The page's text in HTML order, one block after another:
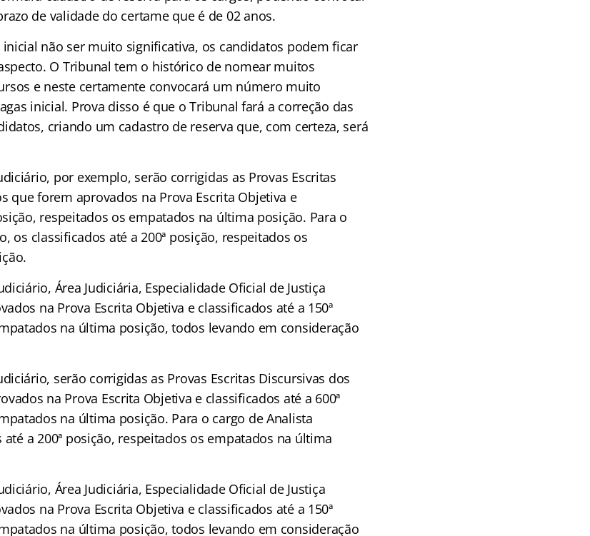
de validade do certame que é de 02 anos.
inicial não ser muito significativa, os candidatos podem ficar
O Tribunal tem o histórico de nomear muitos
e neste certamente convocará um número muito
inicial. Prova disso é que o Tribunal fará a correção das
criando um cadastro de reserva que, com certeza, será
por exemplo, serão corrigidas as Provas Escritas
que forem aprovados na Prova Escrita Objetiva e
respeitados os empatados na última posição. Para o
os classificados até a 200ª posição, respeitados os
Área Judiciária, Especialidade Oficial de Justiça
na Prova Escrita Objetiva e classificados até a 150ª
na última posição, todos levando em consideração
serão corrigidas as Provas Escritas Discursivas dos
na Prova Escrita Objetiva e classificados até a 600ª
na última posição. Para o cargo de Analista
a 200ª posição, respeitados os empatados na última
Área Judiciária, Especialidade Oficial de Justiça
na Prova Escrita Objetiva e classificados até a 150ª
na última posição, todos levando em consideração